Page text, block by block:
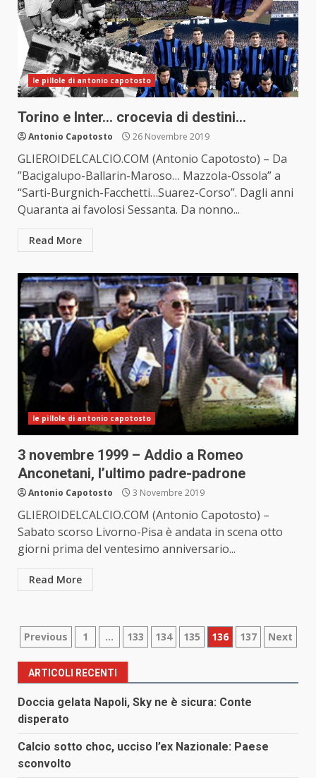
le pillole di antonio capotosto
Torino e Inter… crocevia di destini…
Antonio Capotosto 26 Novembre 2019
GLIEROIDELCALCIO.COM (Antonio Capotosto) – Da
”Bacigalupo-Ballarin-Maroso… Mazzola-Ossola” a
“Sarti-Burgnich-Facchetti…Suarez-Corso”. Dagli anni
Quaranta ai favolosi Sessanta. Da nonno...
Read More
le pillole di antonio capotosto
3 novembre 1999 – Addio a Romeo
Anconetani, l’ultimo padre-padrone
Antonio Capotosto 3 Novembre 2019
GLIEROIDELCALCIO.COM (Antonio Capotosto) –
Sabato scorso Livorno-Pisa è andata in scena otto
giorni prima del ventesimo anniversario...
Read More
Paginazione
degli
articoli
Previous 1 … 133 134 135 136 137 Next
ARTICOLI RECENTI
Doccia gelata Napoli, Sky ne è sicura: Conte
disperato
Calcio sotto choc, ucciso l’ex Nazionale: Paese
sconvolto